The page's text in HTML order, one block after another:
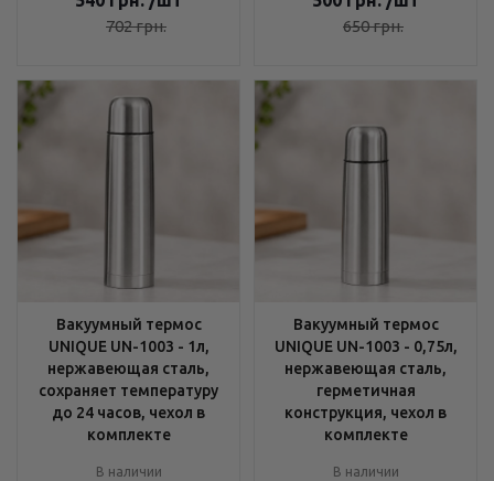
702грн. 650грн.
Вакуумный термос
UNIQUE UN-1003 - 1л,
нержавеющая сталь,
сохраняет температуру
до 24 часов, чехол в
комплекте
В наличии
Вакуумный термос
UNIQUE UN-1003 - 0,75л,
нержавеющая сталь,
герметичная
конструкция, чехол в
комплекте
В наличии